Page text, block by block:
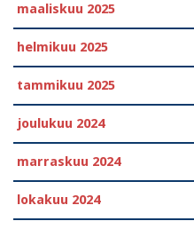
maaliskuu 2025
helmikuu 2025
tammikuu 2025
joulukuu 2024
marraskuu 2024
lokakuu 2024